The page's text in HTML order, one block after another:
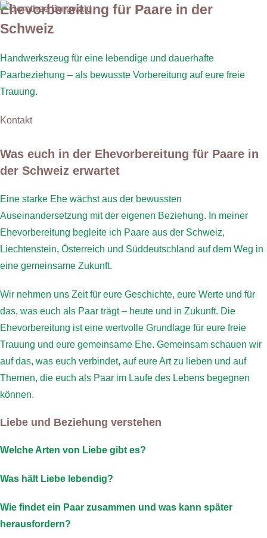
Zum
Inhalt
springen
Ehevorbereitung für Paare in der
Schweiz
Handwerkszeug für eine lebendige und dauerhafte
Paarbeziehung – als bewusste Vorbereitung auf eure freie
Trauung.
Kontakt
Was euch in der Ehevorbereitung für Paare in
der Schweiz erwartet
Eine starke Ehe wächst aus der bewussten
Auseinandersetzung mit der eigenen Beziehung. In meiner
Ehevorbereitung begleite ich Paare aus der Schweiz,
Liechtenstein, Österreich und Süddeutschland auf dem Weg in
eine gemeinsame Zukunft.
Wir nehmen uns Zeit für eure Geschichte, eure Werte und für
das, was euch als Paar trägt – heute und in Zukunft. Die
Ehevorbereitung ist eine wertvolle Grundlage für eure freie
Trauung und eure gemeinsame Ehe. Gemeinsam schauen wir
auf das, was euch verbindet, auf eure Art zu lieben und auf
Themen, die euch als Paar im Laufe des Lebens begegnen
können.
Liebe und Beziehung verstehen
Welche Arten von Liebe gibt es?
Was hält Liebe lebendig?
Wie findet ein Paar zusammen und was kann später
herausfordern?